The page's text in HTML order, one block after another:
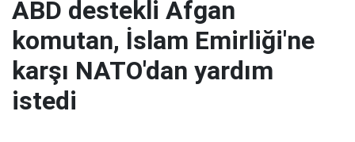
ABD destekli Afgan
komutan, İslam Emirliği'ne
karşı NATO'dan yardım
istedi